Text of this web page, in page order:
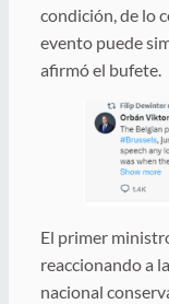
condición, de lo
evento puede
afirmó el bufete.
El primer
reaccionando a
nacional